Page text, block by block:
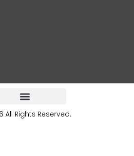
All Rights Reserved.